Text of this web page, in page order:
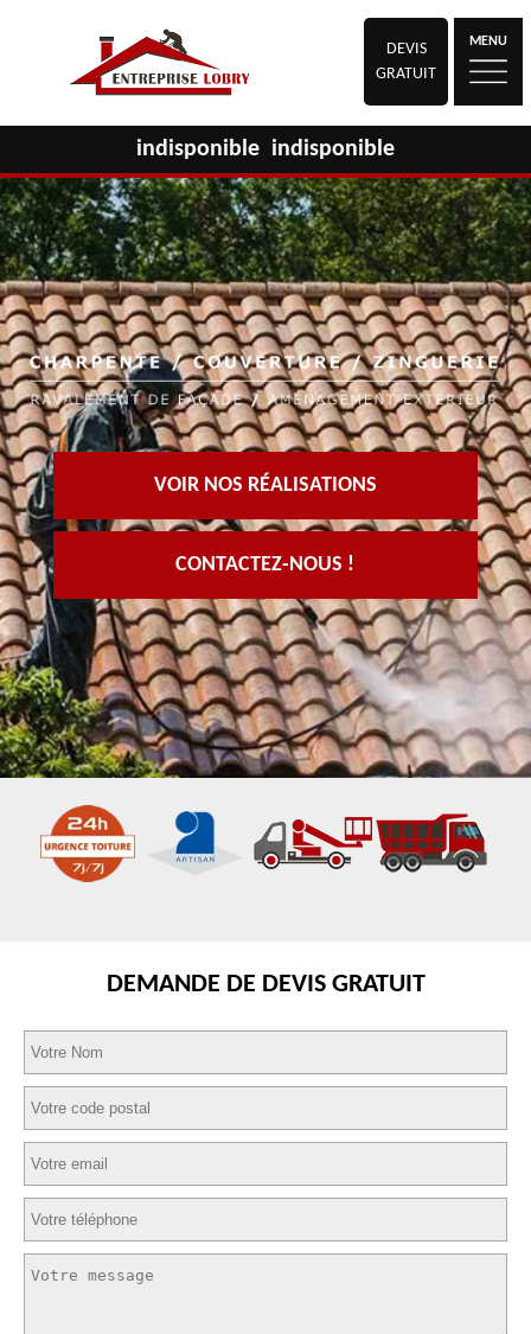
DEVIS
GRATUIT
MENU
indisponible indisponible
VOIR NOS RÉALISATIONS
CONTACTEZ-NOUS !
DEMANDE DE DEVIS GRATUIT